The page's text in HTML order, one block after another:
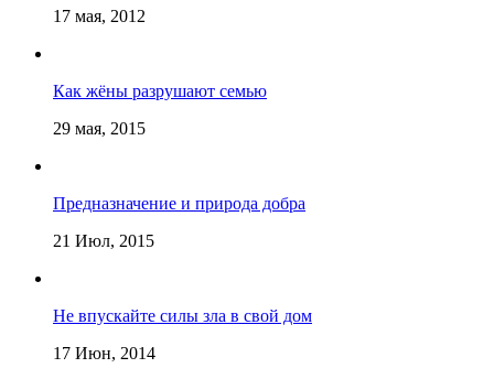
17 мая, 2012
Как жёны разрушают семью
29 мая, 2015
Предназначение и природа добра
21 Июл, 2015
Не впускайте силы зла в свой дом
17 Июн, 2014